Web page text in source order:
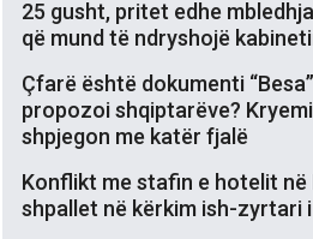
25 gusht, pritet edhe
që mund të ndryshojë
Çfarë është dokumenti
propozoi shqiptarëve?
shpjegon me katër fjalë
Konflikt me stafin e hotelit në
shpallet në kërkim ish-zyrtari